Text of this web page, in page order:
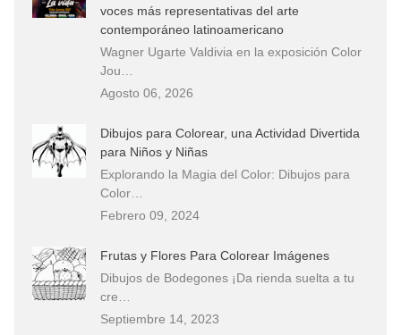
voces más representativas del arte
contemporáneo latinoamericano
Wagner Ugarte Valdivia en la exposición Color
Jou…
Agosto 06, 2026
Dibujos para Colorear, una Actividad Divertida
para Niños y Niñas
Explorando la Magia del Color: Dibujos para
Color…
Febrero 09, 2024
Frutas y Flores Para Colorear Imágenes
Dibujos de Bodegones ¡Da rienda suelta a tu
cre…
Septiembre 14, 2023